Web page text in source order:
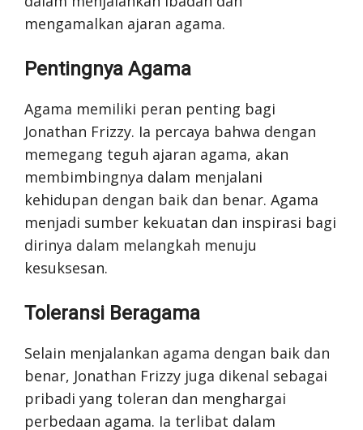
mengamalkan ajaran agama.
Pentingnya Agama
Agama memiliki peran penting bagi
Jonathan Frizzy. Ia percaya bahwa dengan
memegang teguh ajaran agama, akan
membimbingnya dalam menjalani
kehidupan dengan baik dan benar. Agama
menjadi sumber kekuatan dan inspirasi bagi
dirinya dalam melangkah menuju
kesuksesan.
Toleransi Beragama
Selain menjalankan agama dengan baik dan
benar, Jonathan Frizzy juga dikenal sebagai
pribadi yang toleran dan menghargai
perbedaan agama. Ia terlibat dalam